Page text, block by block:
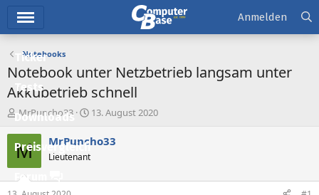
Ticker
Tests
Downloads
Preisvergleich
Forum
Anmelden
Notebooks
Notebook unter Netzbetrieb langsam unter
Akkubetrieb schnell
E
r
s
t
MrPuncho33
E
s
13. August 2020
M MrPuncho33
Lieutenant